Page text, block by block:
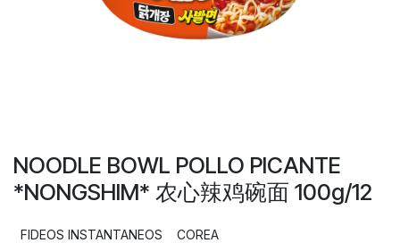
NOODLE BOWL POLLO PICANTE
*NONGSHIM* 农心辣鸡碗面 100g/12
FIDEOS INSTANTANEOS COREA